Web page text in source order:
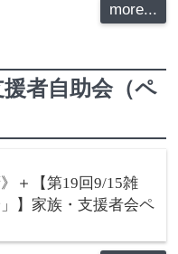
more...
者自助会（ペ
＋【第19回9/15雑
】家族・支援者会ペ